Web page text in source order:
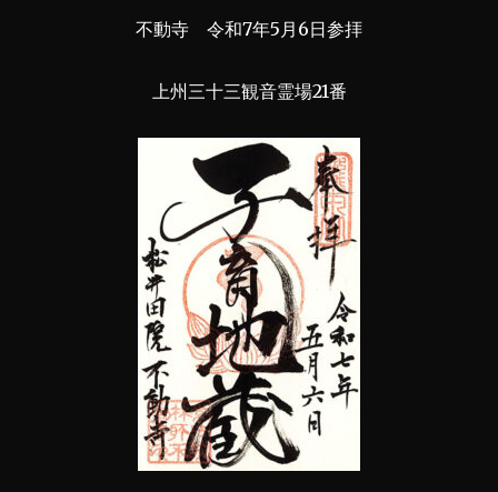
不動寺 令和7年5月6日参拝
上州三十三観音霊場21番